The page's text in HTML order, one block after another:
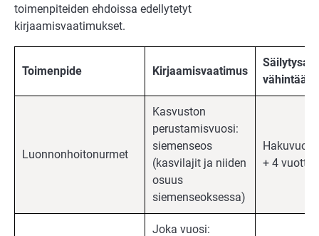
toimenpiteiden ehdoissa edellytetyt
kirjaamisvaatimukset.
Toimenpide Kirjaamisvaatimus
vähintään
Luonnonhoitonurmet
Kasvuston
perustamisvuosi:
siemenseos
(kasvilajit ja niiden
osuus
siemenseoksessa)
Hakuvuosi
+ 4 vuotta.
Joka vuosi: